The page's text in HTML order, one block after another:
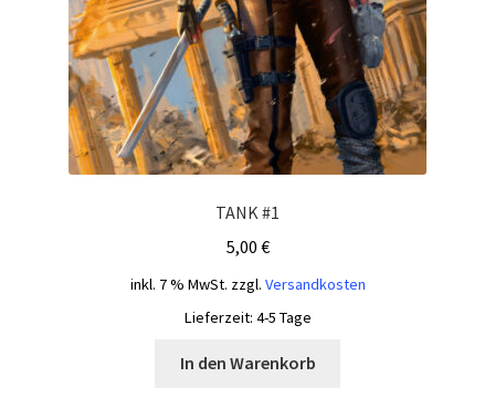
TANK #1
5,00 €
inkl. 7 % MwSt. zzgl. Versandkosten
Lieferzeit: 4-5 Tage
In den Warenkorb